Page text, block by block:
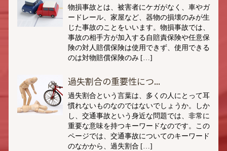
物損事故とは、被害者にケガがなく、車やガ
ードレール、家屋など、器物の損壊のみが生
じた事故のことをいいます。物損事故では、
事故の相手方が加入する自賠責保険や任意保
険の対人賠償保険は使用できず、使用できる
のは対物賠償保険のみ […]
過失割合の重要性につ...
過失割合という言葉は、多くの人にとって耳
慣れないものなのではないでしょうか。しか
し、交通事故という身近な問題では、非常に
重要な意味を持つキーワードなのです。この
ページでは、交通事故についてのキーワード
のなかから、過失割合 […]